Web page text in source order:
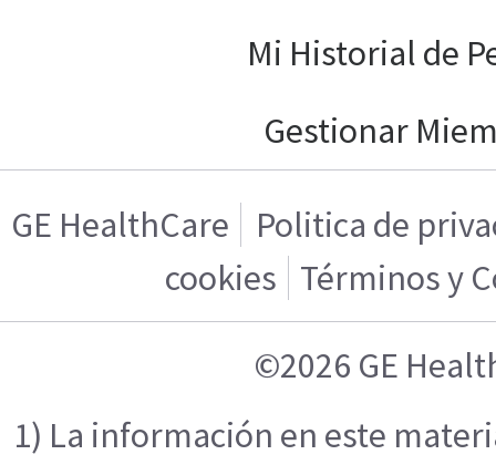
Mi Historial de
Gestionar
GE HealthCare
Politica de
cookies Términos y
©2026 GE
1) La información en este